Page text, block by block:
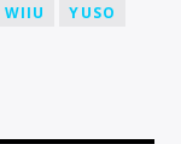
WIIU YUSO